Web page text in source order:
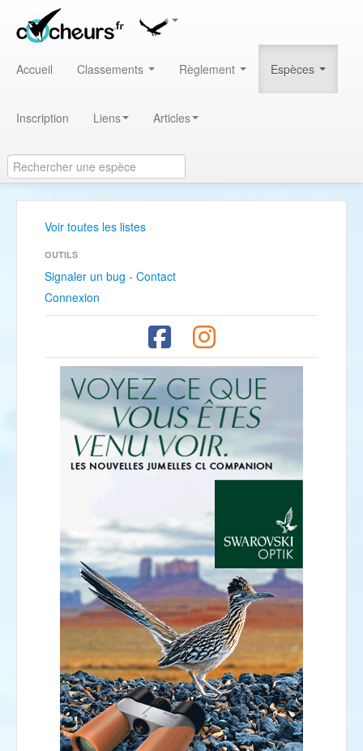
Accueil Classements Règlement Espèces
Inscription Liens Articles
Voir toutes les listes
OUTILS
Signaler un bug - Contact
Connexion